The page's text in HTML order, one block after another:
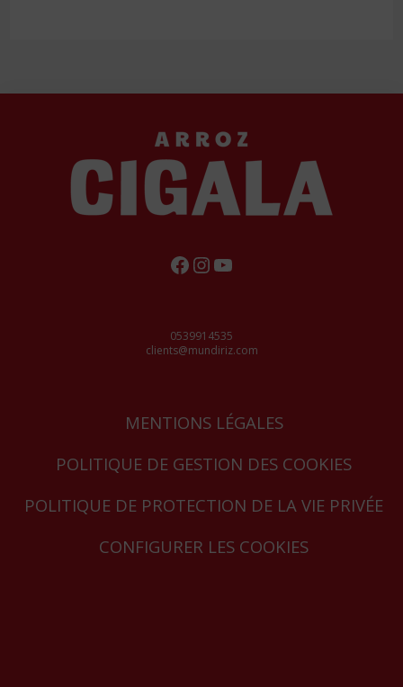
FACEBOOK
INSTAGRAM
YOUTUBE
0539914535
clients@mundiriz.com
MENTIONS LÉGALES
POLITIQUE DE GESTION DES COOKIES
POLITIQUE DE PROTECTION DE LA VIE PRIVÉE
CONFIGURER LES COOKIES